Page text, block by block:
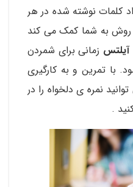
کلمات نوشته شده در هر
روش به شما کمک می کند
آیلتس زمانی برای شمردن
با تمرین و به کارگیری
نمره ی دلخواه را در
.